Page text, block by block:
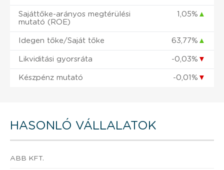
Sajáttőke-arányos megtérülési
mutató (ROE)
1,05% ▲
Idegen tőke/Saját tőke 63,77% ▲
Likviditási gyorsráta -0,03% ▼
Készpénz mutató -0,01% ▼
HASONLÓ VÁLLALATOK
ABB KFT.